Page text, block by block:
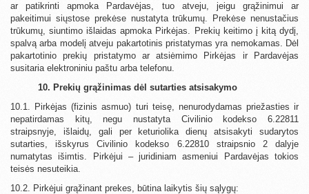
ar patikrinti apmoka Pardavėjas, tuo atveju, jeigu grąžinimui ar
pakeitimui siųstose prekėse nustatyta trūkumų. Prekėse nenustačius
trūkumų, siuntimo išlaidas apmoka Pirkėjas. Prekių keitimo į kitą dydį,
spalvą arba modelį atveju pakartotinis pristatymas yra nemokamas. Dėl
pakartotinio prekių pristatymo ar atsiėmimo Pirkėjas ir Pardavėjas
susitaria elektroniniu paštu arba telefonu.
10. Prekių grąžinimas dėl sutarties atsisakymo
10.1. Pirkėjas (fizinis asmuo) turi teisę, nenurodydamas priežasties ir
nepatirdamas kitų, negu nustatyta Civilinio kodekso 6.22811
straipsnyje, išlaidų, gali per keturiolika dienų atsisakyti sudarytos
sutarties, išskyrus Civilinio kodekso 6.22810 straipsnio 2 dalyje
numatytas išimtis. Pirkėjui – juridiniam asmeniui Pardavėjas tokios
teisės nesuteikia.
10.2. Pirkėjui grąžinant prekes, būtina laikytis šių sąlygų: